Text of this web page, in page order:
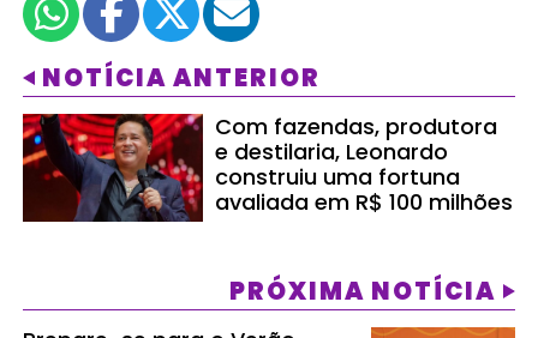
NOTÍCIA ANTERIOR
Com fazendas, produtora
e destilaria, Leonardo
construiu uma fortuna
avaliada em R$ 100 milhões
PRÓXIMA NOTÍCIA